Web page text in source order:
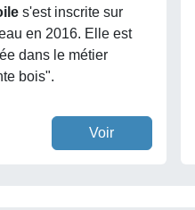
s'est inscrite sur
en 2016. Elle est
dans le métier
bois".
Voir